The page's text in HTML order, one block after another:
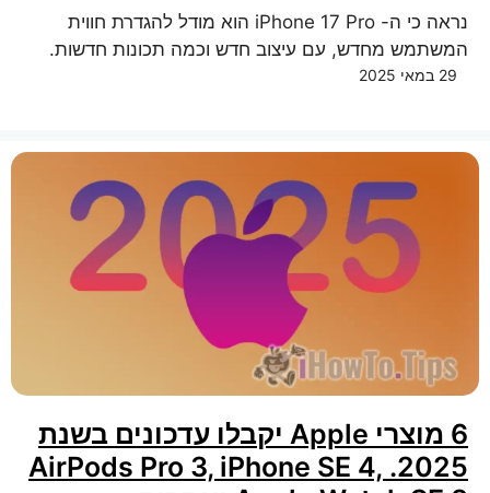
נראה כי ה- iPhone 17 Pro הוא מודל להגדרת חווית
המשתמש מחדש, עם עיצוב חדש וכמה תכונות חדשות.
29 במאי 2025
6 מוצרי Apple יקבלו עדכונים בשנת
2025. AirPods Pro 3, iPhone SE 4,